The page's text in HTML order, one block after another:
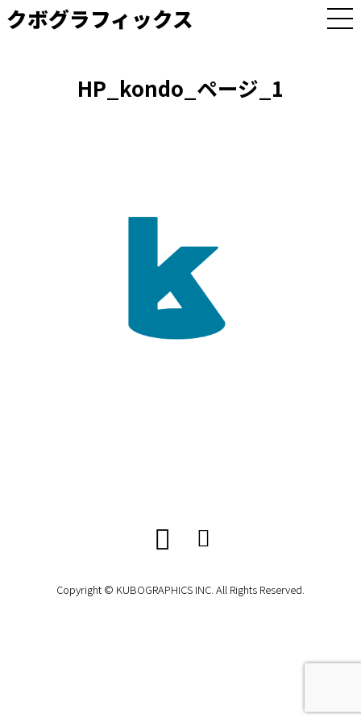
クボグラフィックス
M
E
HP_kondo_ページ_1
Copyright © KUBOGRAPHICS INC. All Rights Reserved.